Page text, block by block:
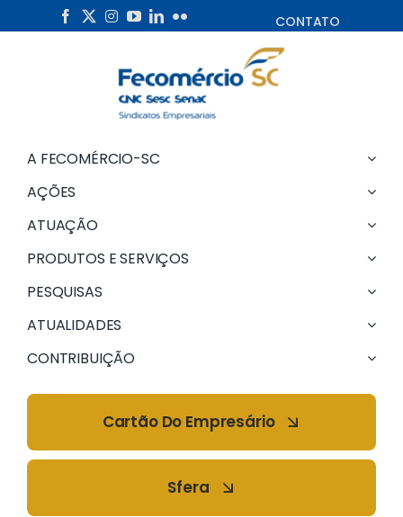
to
CONTATO
A FECOMÉRCIO-SC
AÇÕES
ATUAÇÃO
PRODUTOS E SERVIÇOS
PESQUISAS
ATUALIDADES
CONTRIBUIÇÃO
Cartão Do Empresário
Sfera